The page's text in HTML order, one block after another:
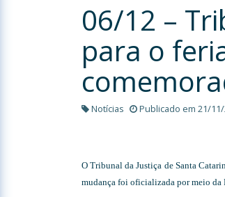
06/12 –
para o
Notícias Publicado em 21/
O Tribunal da Justiça de Santa
mudança foi oficializada por meio da